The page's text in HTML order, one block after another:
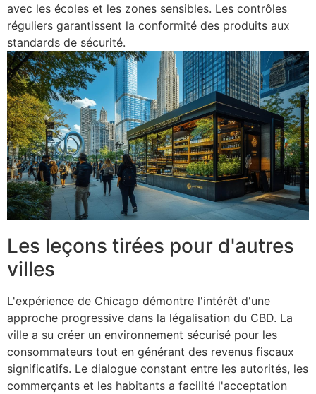
avec les écoles et les zones sensibles. Les contrôles
réguliers garantissent la conformité des produits aux
standards de sécurité.
Les leçons tirées pour d'autres
villes
L'expérience de Chicago démontre l'intérêt d'une
approche progressive dans la légalisation du CBD. La
ville a su créer un environnement sécurisé pour les
consommateurs tout en générant des revenus fiscaux
significatifs. Le dialogue constant entre les autorités, les
commerçants et les habitants a facilité l'acceptation